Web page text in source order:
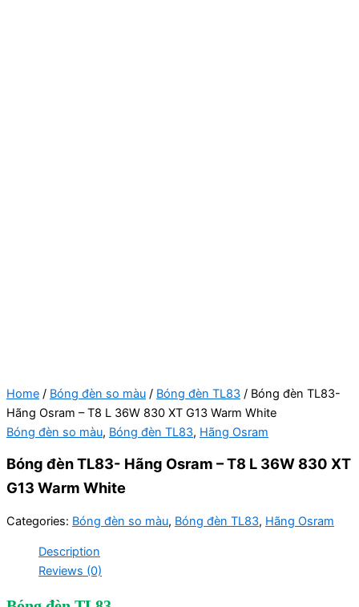
Home / Bóng đèn so màu / Bóng đèn TL83 / Bóng đèn TL83-
Hãng Osram – T8 L 36W 830 XT G13 Warm White
Bóng đèn so màu, Bóng đèn TL83, Hãng Osram
Bóng đèn TL83- Hãng Osram – T8 L 36W 830 XT
G13 Warm White
Categories: Bóng đèn so màu, Bóng đèn TL83, Hãng Osram
Description
Reviews (0)